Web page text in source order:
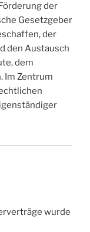
der
Gesetzgeber
der
den Austausch
dem
Im Zentrum
wurde